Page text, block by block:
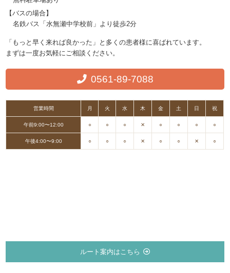
【バスの場合】
名鉄バス「水無瀬中学校前」より徒歩2分
「もっと早く来れば良かった」と多くの患者様に喜ばれています。
まずは一度お気軽にご相談ください。
0561-89-7088
営業時間 月 火 水 木 金 土 日 祝
午前9:00〜12:00 ○ ○ ○ ✕ ○ ○ ○ ○
午後4:00〜9:00 ○ ○ ○ ✕ ○ ○ ✕ ○
ルート案内はこちら